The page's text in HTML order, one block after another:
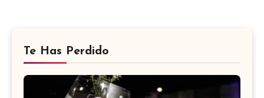
Te Has Perdido